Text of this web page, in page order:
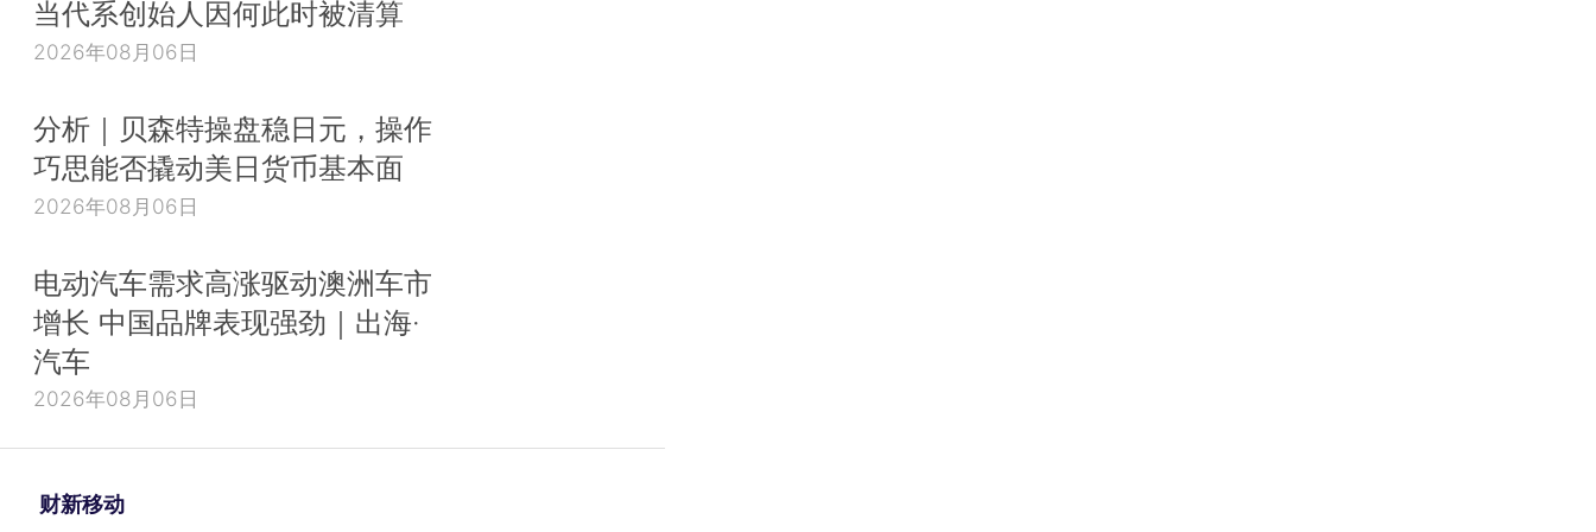
当代系创始人因何此时被清算
2026年08月06日
分析｜贝森特操盘稳日元，操作
巧思能否撬动美日货币基本面
2026年08月06日
电动汽车需求高涨驱动澳洲车市
增长 中国品牌表现强劲｜出海·
汽车
2026年08月06日
财新移动